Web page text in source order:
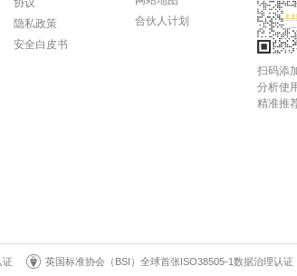
协议
隐私政策
安全白皮书
合伙人计划
扫码添
分析使
精准推
证 英国标准协会（BSI）全球首张ISO38505-1数据治理认证